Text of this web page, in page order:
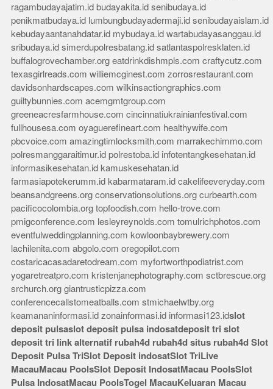
ragambudayajatim.id budayakita.id senibudaya.id
penikmatbudaya.id lumbungbudayadermaji.id senibudayaislam.id
kebudayaantanahdatar.id mybudaya.id wartabudayasanggau.id
sribudaya.id simerdupolresbatang.id satlantaspolresklaten.id
buffalogrovechamber.org eatdrinkdishmpls.com craftycutz.com
texasgirlreads.com williemcginest.com zorrosrestaurant.com
davidsonhardscapes.com wilkinsactiongraphics.com
guiltybunnies.com acemgmtgroup.com
greeneacresfarmhouse.com cincinnatiukrainianfestival.com
fullhousesa.com oyaguerefineart.com healthywife.com
pbcvoice.com amazingtimlocksmith.com marrakechimmo.com
polresmanggaraitimur.id polrestoba.id infotentangkesehatan.id
informasikesehatan.id kamuskesehatan.id
farmasiapotekerumm.id kabarmataram.id cakelifeeveryday.com
beansandgreens.org conservationsolutions.org curbearth.com
pacificocolombia.org topfoodish.com hello-trove.com
pmigconference.com lesleyreynolds.com tomulrichphotos.com
eventfulweddingplanning.com kowloonbaybrewery.com
lachilenita.com abgolo.com oregopilot.com
costaricacasadaretodream.com myfortworthpodiatrist.com
yogaretreatpro.com kristenjanephotography.com sctbrescue.org
srchurch.org giantrusticpizza.com
conferencecallstomeatballs.com stmichaelwtby.org
keamananinformasi.id zonainformasi.id informasi123.idslot
deposit pulsaslot deposit pulsa indosatdeposit tri slot
deposit tri link alternatif rubah4d rubah4d situs rubah4d Slot
Deposit Pulsa TriSlot Deposit indosatSlot TriLive
MacauMacau PoolsSlot Deposit IndosatMacau PoolsSlot
Pulsa IndosatMacau PoolsTogel MacauKeluaran Macau